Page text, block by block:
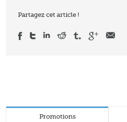
Partagez cet article !
Promotions